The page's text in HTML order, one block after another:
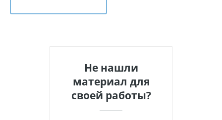
Не нашли
материал для
своей работы?